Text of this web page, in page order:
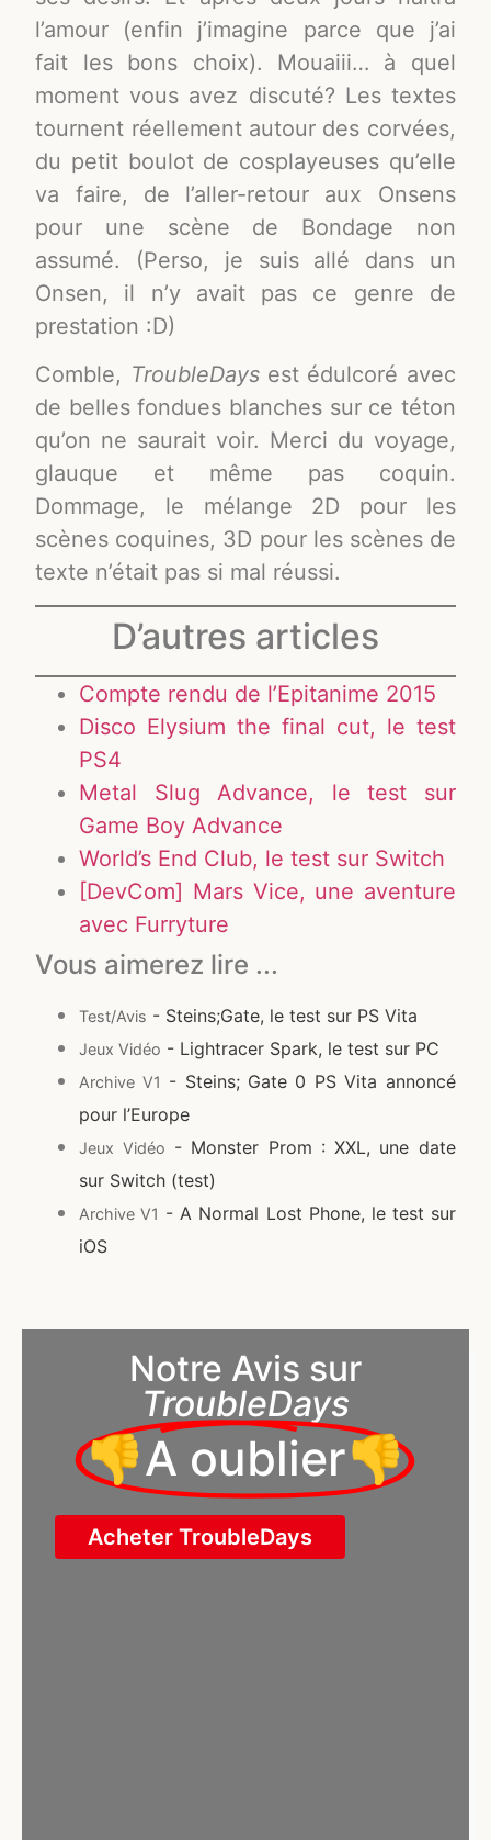
l’amour (enfin j’imagine parce que j’ai
fait les bons choix). Mouaiii… à quel
moment vous avez discuté? Les textes
tournent réellement autour des corvées,
du petit boulot de cosplayeuses qu’elle
va faire, de l’aller-retour aux Onsens
pour une scène de Bondage non
assumé. (Perso, je suis allé dans un
Onsen, il n’y avait pas ce genre de
prestation :D)
Comble, TroubleDays est édulcoré avec
de belles fondues blanches sur ce téton
qu’on ne saurait voir. Merci du voyage,
glauque et même pas coquin.
Dommage, le mélange 2D pour les
scènes coquines, 3D pour les scènes de
texte n’était pas si mal réussi.
D’autres articles
Compte rendu de l’Epitanime 2015
Disco Elysium the final cut, le test
PS4
Metal Slug Advance, le test sur
Game Boy Advance
World’s End Club, le test sur Switch
[DevCom] Mars Vice, une aventure
avec Furryture
Vous aimerez lire ...
Test/Avis - Steins;Gate, le test sur PS Vita
Jeux Vidéo - Lightracer Spark, le test sur PC
Archive V1 - Steins; Gate 0 PS Vita annoncé
pour l’Europe
Jeux Vidéo - Monster Prom : XXL, une date
sur Switch (test)
Archive V1 - A Normal Lost Phone, le test sur
iOS
Notre Avis sur
TroubleDays
👎A oublier👎
Acheter TroubleDays